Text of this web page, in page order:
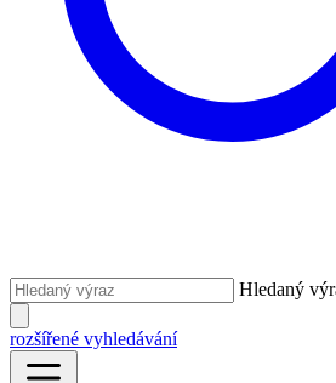
Hledaný
rozšířené vyhledávání